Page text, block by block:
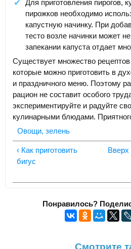
Для приготовления пирогов,
пирожков необходимо
капустную начинку. При
тесто возле начинки может
запекании капуста отдает
Существует множество
которые можно приготовить в
и праздничного меню. Поэтому
рацион не составит особого
экспериментируйте и радуйте
кулинарными блюдами.
Овощи, зелень
‹ Как приготовить
бигус
Вверх
Понравилось?
Смотрите